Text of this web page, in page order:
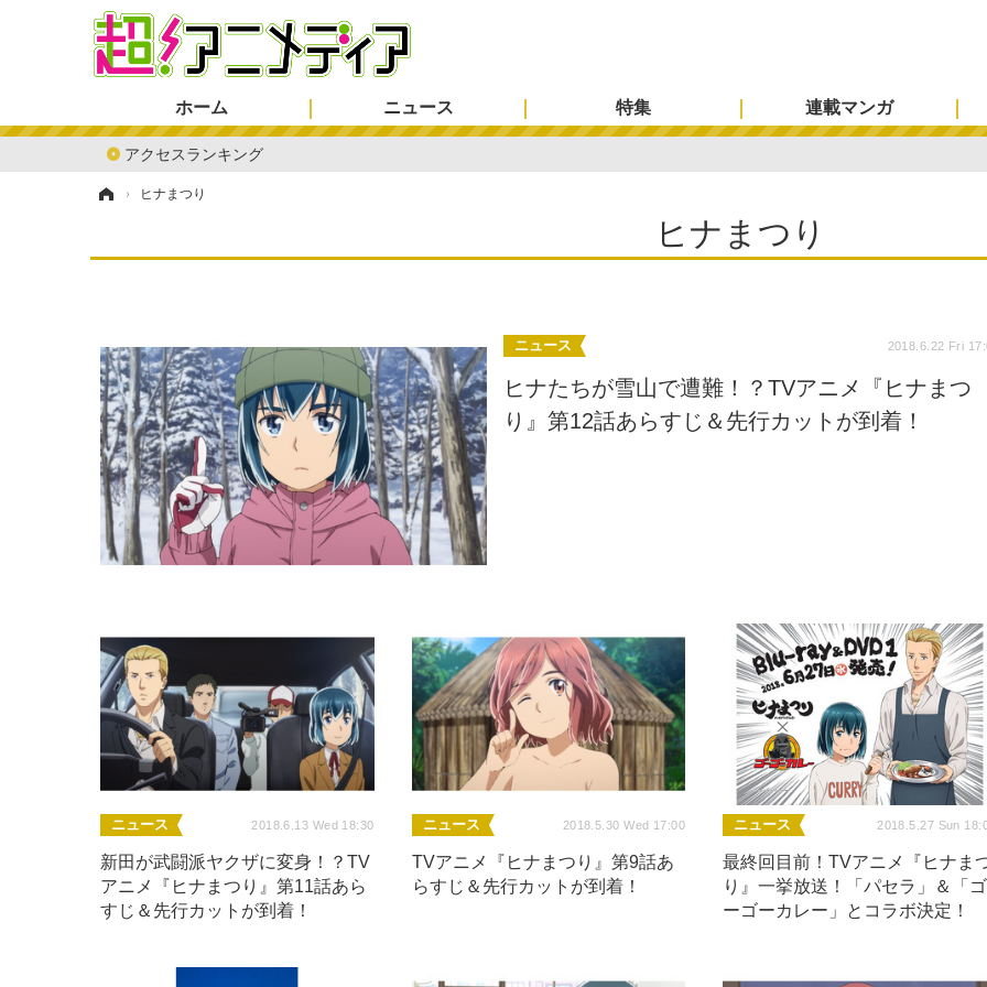
ホーム
アクセスランキング
ニュース 特集 連載マンガ
› ヒナまつり
ヒナまつり
ニュース 2018.6.22 Fri
ヒナたちが雪山で遭難！？TVアニメ『ヒナまつ
り』第12話あらすじ＆先行カットが到着！
ニュース 2018.6.13 Wed 18:30
新田が武闘派ヤクザに変身！？TV
アニメ『ヒナまつり』第11話あら
すじ＆先行カットが到着！
ニュース 2018.5.30 Wed 17:00
TVアニメ『ヒナまつり』第9話あ
らすじ＆先行カットが到着！
ニュース 2018.5.27 Sun
最終回目前！TVアニメ『ヒナま
り』一挙放送！「パセラ」＆「ゴ
ーゴーカレー」とコラボ決定！